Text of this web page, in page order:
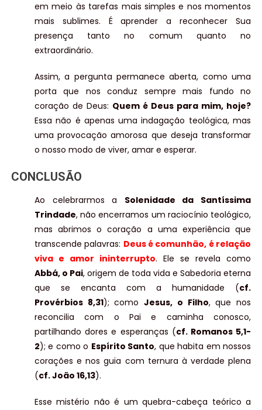
em meio às tarefas mais simples e nos momentos
mais sublimes. É aprender a reconhecer Sua
presença tanto no comum quanto no
extraordinário.
Assim, a pergunta permanece aberta, como uma
porta que nos conduz sempre mais fundo no
coração de Deus: Quem é Deus para mim, hoje?
Essa não é apenas uma indagação teológica, mas
uma provocação amorosa que deseja transformar
o nosso modo de viver, amar e esperar.
CONCLUSÃO
Ao celebrarmos a Solenidade da Santíssima
Trindade, não encerramos um raciocínio teológico,
mas abrimos o coração a uma experiência que
transcende palavras: Deus é comunhão, é relação
viva e amor ininterrupto. Ele se revela como
Abbá, o Pai, origem de toda vida e Sabedoria eterna
que se encanta com a humanidade (cf.
Provérbios 8,31); comoJesus, o Filho, que nos
reconcilia com o Pai e caminha conosco,
partilhando dores e esperanças (cf. Romanos 5,1-
2); e como o Espírito Santo, que habita em nossos
corações e nos guia com ternura à verdade plena
(cf. João 16,13).
Esse mistério não é um quebra-cabeça teórico a